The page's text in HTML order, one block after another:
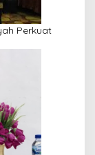
Perkuat